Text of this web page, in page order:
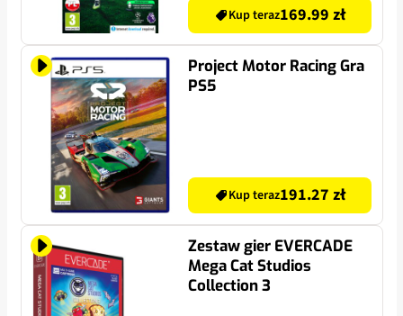
Kup teraz169.99 zł
Project Motor Racing Gra
PS5
Kup teraz191.27 zł
Zestaw gier EVERCADE
Mega Cat Studios
Collection 3